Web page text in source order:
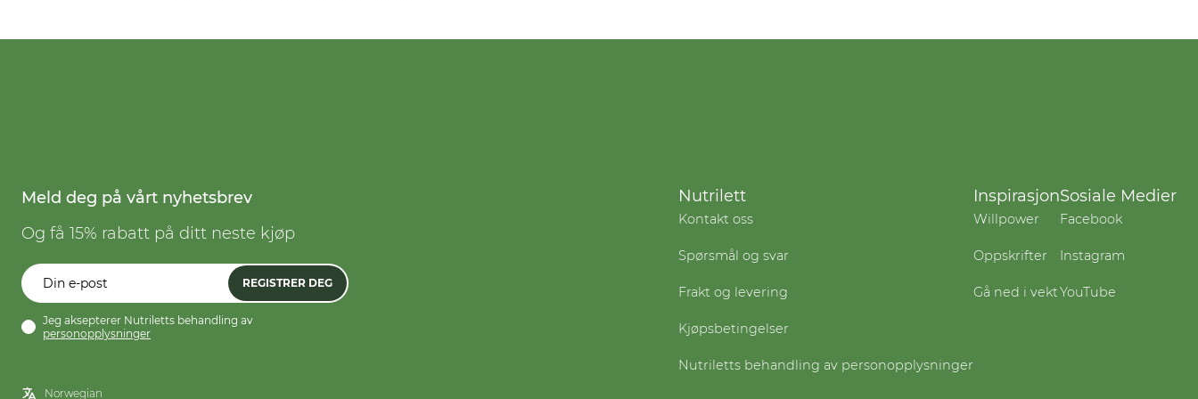
Meld deg på vårt nyhetsbrev
Og få 15% rabatt på ditt neste kjøp
REGISTRER DEG
Jeg aksepterer Nutriletts behandling av
personopplysninger
Nutrilett
Kontakt oss
Spørsmål og svar
Frakt og levering
Kjøpsbetingelser
Nutriletts behandling av personopplysninger
Inspirasjon
Willpower
Oppskrifter
Gå ned i vekt
Sosiale Medier
Facebook
Instagram
YouTube